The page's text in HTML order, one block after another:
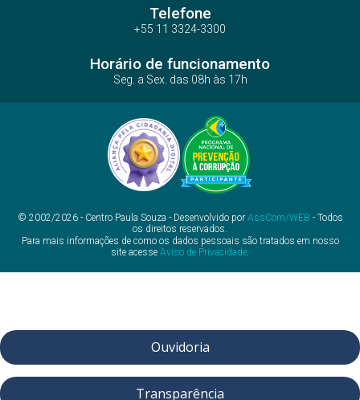
Telefone
+55 11 3324-3300
Horário de funcionamento
Seg. a Sex. das 08h às 17h
© 2002/2026 - Centro Paula Souza - Desenvolvido por AssCom/WEB - Todos
os direitos reservados.
Para mais informações de como os dados pessoais são tratados em nosso
site acesse Aviso de Privacidade.
Ouvidoria
Transparência